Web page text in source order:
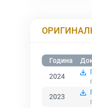
Година
2024
2023